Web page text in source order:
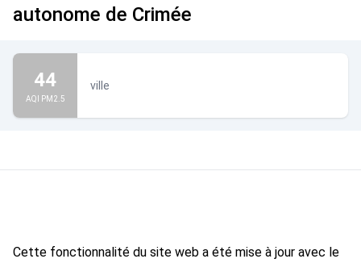
autonome de Crimée
44
AQI PM2.5
ville
Cette fonctionnalité du site web a été mise à jour avec le